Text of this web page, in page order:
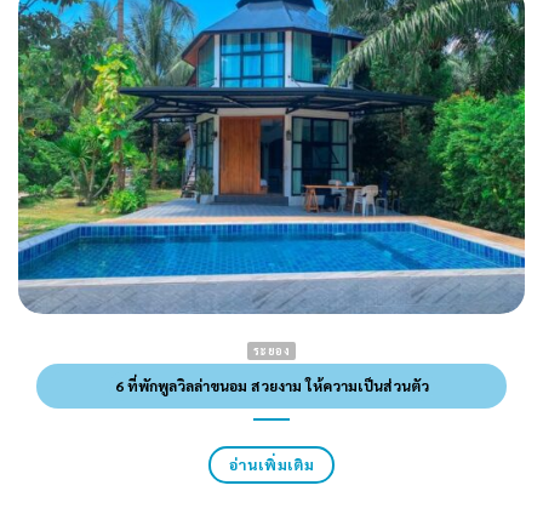
ระยอง
6 ที่พักพูลวิลล่าขนอม สวยงาม ให้ความเป็นส่วนตัว
อ่านเพิ่มเติม